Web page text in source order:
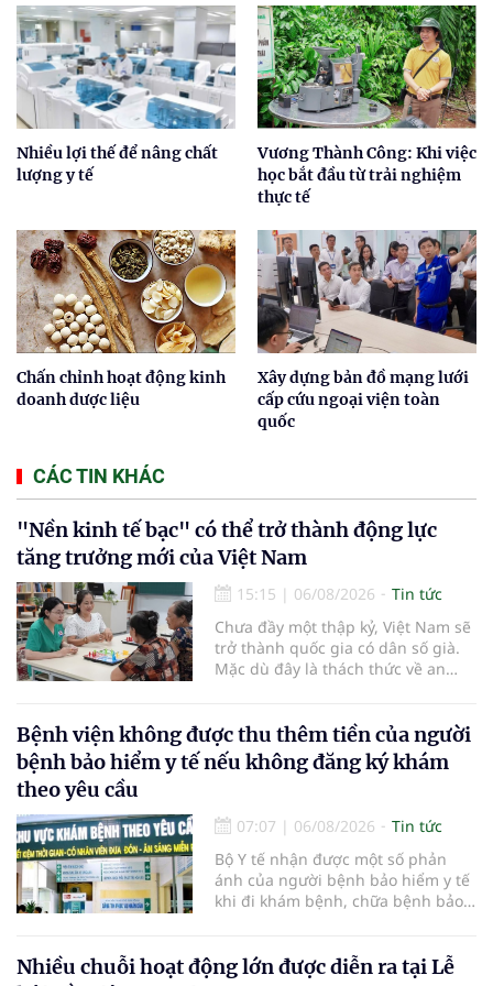
Nhiều lợi thế để nâng chất
lượng y tế
Vương Thành Công: Khi việc
học bắt đầu từ trải nghiệm
thực tế
Chấn chỉnh hoạt động kinh
doanh dược liệu
Xây dựng bản đồ mạng lưới
cấp cứu ngoại viện toàn
quốc
CÁC TIN KHÁC
"Nền kinh tế bạc" có thể trở thành động lực
tăng trưởng mới của Việt Nam
15:15 | 06/08/2026
Tin tức
Chưa đầy một thập kỷ, Việt Nam sẽ
trở thành quốc gia có dân số già.
Mặc dù đây là thách thức về an
có giá trị hàng tỷ USD.
Bệnh viện không được thu thêm tiền của người
bệnh bảo hiểm y tế nếu không đăng ký khám
theo yêu cầu
07:07 | 06/08/2026
Tin tức
Bộ Y tế nhận được một số phản
ánh của người bệnh bảo hiểm y tế
khi đi khám bệnh, chữa bệnh bảo
bệnh, chữa bệnh theo yêu cầu
Nhiều chuỗi hoạt động lớn được diễn ra tại Lễ